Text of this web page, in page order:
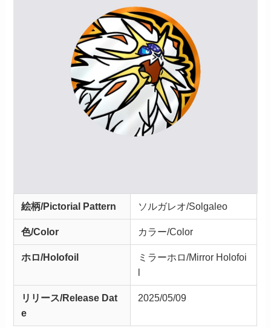
絵柄/Pictorial Pattern ソルガレオ/Solgaleo
色/Color カラー/Color
ホロ/Holofoil
ミラーホロ/Mirror Holofoi
l
リリース/Release Dat
e
2025/05/09